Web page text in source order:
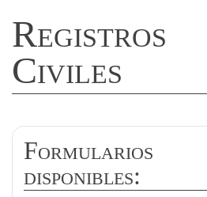
Registros
Civiles
Formularios
disponibles: